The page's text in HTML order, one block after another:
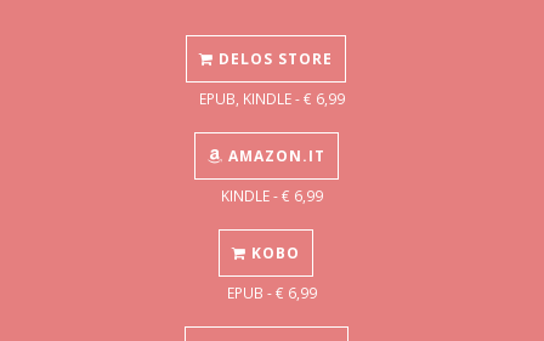
DELOS STORE
EPUB, KINDLE - € 6,99
AMAZON.IT
KINDLE - € 6,99
KOBO
EPUB - € 6,99